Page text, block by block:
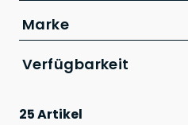
Marke
CUBE
Verfügbarkeit
25 Artikel